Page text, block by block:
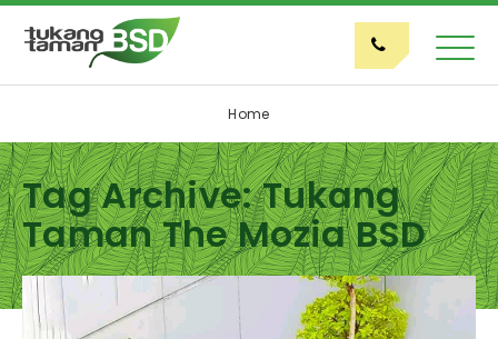
Home
Tag Archive: Tukang
Taman The Mozia BSD